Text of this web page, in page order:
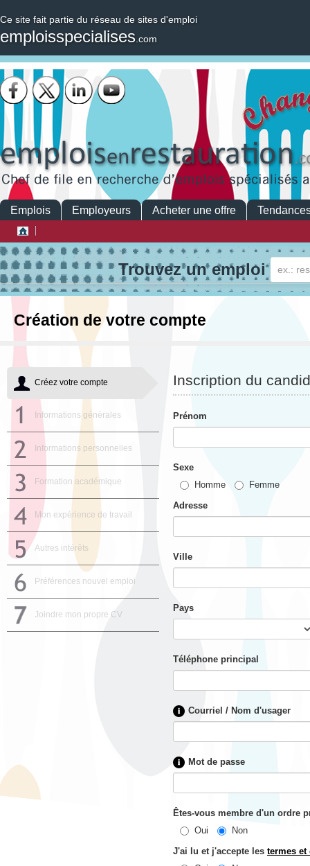
Ce site fait partie du réseau de sites d'emploi
emploisspecialises .com
Emplois Employeurs Acheter une offre
Trouvez un emploi
Création de votre compte
Créez votre compte
Informations générales
Informations personnelles
Formation académique
Mon expérience de travail
Autres intérêts
Préférences nouvel emploi
Joindre mon propre CV
Inscription du
Prénom
Sexe
Homme
Femme
Adresse
Ville
Pays
Téléphone principal
Courriel / Nom d'usager
Mot de passe
Êtes-vous membre d'un ordre
Oui
Non
J'ai lu et j'accepte les termes